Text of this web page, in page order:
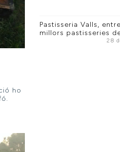
ho
Pastisseria Valls,
millors pastisseries
28